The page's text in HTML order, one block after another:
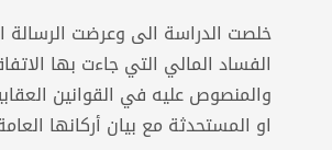
خلصت الدراسة الى وعرضت الرسالة
الفساد المالي التي جاءت بها
والمنصوص عليه في القوانين
او المستحدثة مع بيان أركانها